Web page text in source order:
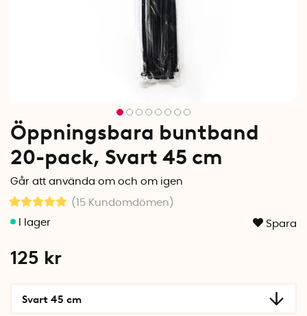
Öppningsbara buntband
20-pack, Svart 45 cm
Går att använda om och om igen
(15 Kundomdömen )
Spara
125 kr
Svart 45 cm